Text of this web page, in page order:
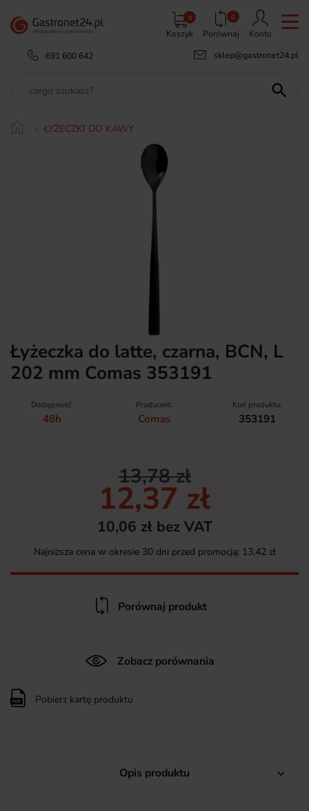
Koszyk
0 0
Porównaj
Konto
691 600 642
sklep@gastronet24.pl

ŁYŻECZKI DO KAWY
Łyżeczka do latte, czarna, BCN, L
202 mm Comas 353191
Dostępność:
48h
Producent:
Comas
Kod produktu:
353191
13,78 zł
12,37 zł
10,06 zł bez VAT
Najniższa cena w okresie 30 dni przed promocją: 13,42 zł
Porównaj produkt
Zobacz porównania
Pobierz kartę produktu
Opis produktu 